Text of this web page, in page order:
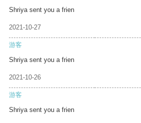
Shriya sent you a frien
2021-10-27
游客
Shriya sent you a frien
2021-10-26
游客
Shriya sent you a frien